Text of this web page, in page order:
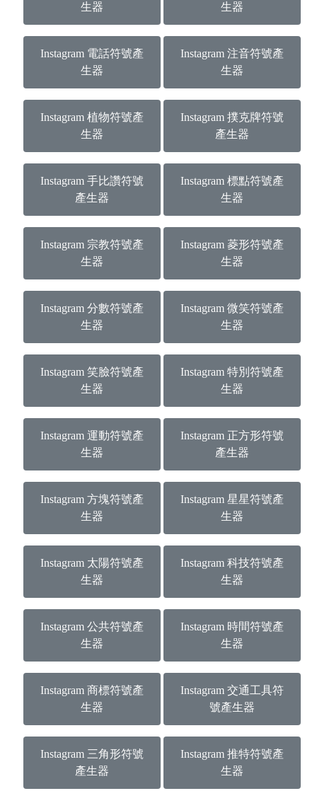
生器
生器
Instagram 電話符號產
生器
Instagram 注音符號產
生器
Instagram 植物符號產
生器
Instagram 撲克牌符號
產生器
Instagram 手比讚符號
產生器
Instagram 標點符號產
生器
Instagram 宗教符號產
生器
Instagram 菱形符號產
生器
Instagram 分數符號產
生器
Instagram 微笑符號產
生器
Instagram 笑臉符號產
生器
Instagram 特別符號產
生器
Instagram 運動符號產
生器
Instagram 正方形符號
產生器
Instagram 方塊符號產
生器
Instagram 星星符號產
生器
Instagram 太陽符號產
生器
Instagram 科技符號產
生器
Instagram 公共符號產
生器
Instagram 時間符號產
生器
Instagram 商標符號產
生器
Instagram 交通工具符
號產生器
Instagram 三角形符號
產生器
Instagram 推特符號產
生器